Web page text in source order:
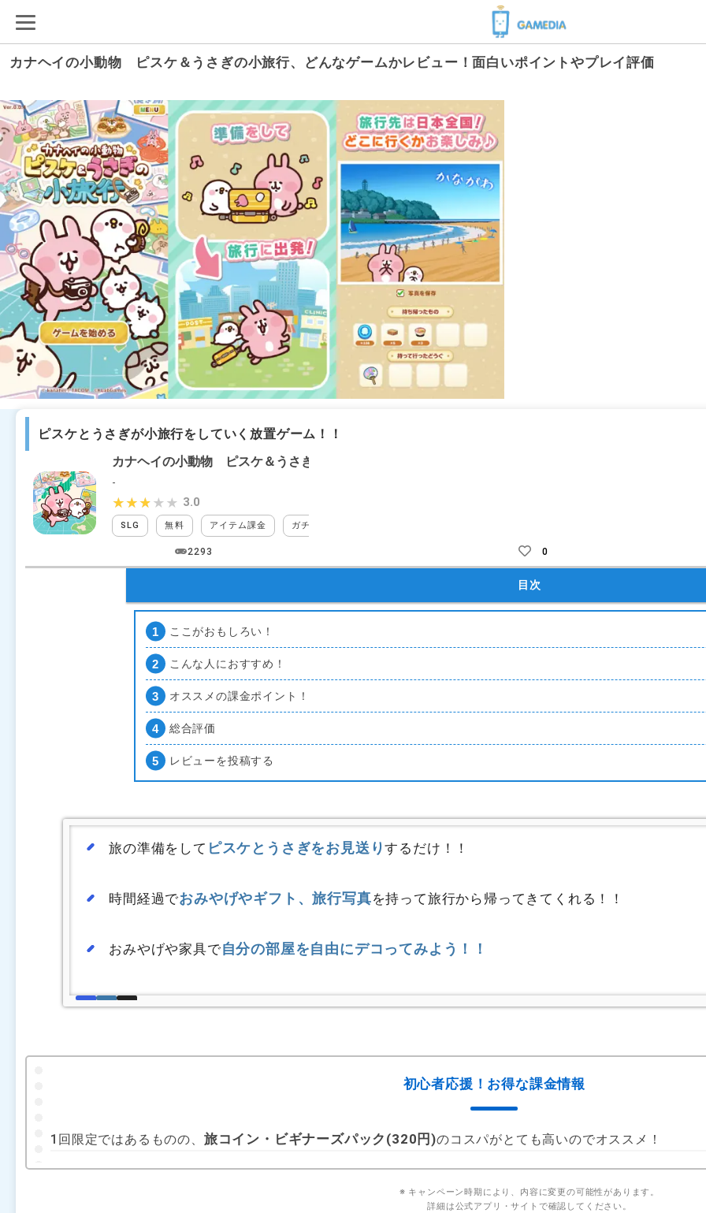
カナヘイの小動物 ピスケ＆うさぎの小旅行、どんなゲームかレビュー！面白いポイントやプレイ評価
ピスケとうさぎが小旅行をしていく放置ゲーム！！
カナヘイの小動物 ピスケ＆うさぎの小旅行
-
SLG 無料 アイテム課金 ガチャなし
★★★★★
★★★★★ 3.0
2293 0
目次
ここがおもしろい！
こんな人におすすめ！
オススメの課金ポイント！
総合評価
レビューを投稿する
旅の準備をして ピスケとうさぎをお見送りするだけ！！
時間経過でおみやげやギフト、旅行写真を持って旅行から帰ってきてくれる！！
おみやげや家具で自分の部屋を自由にデコってみよう！！
初心者応援！お得な課金情報
1回限定ではあるものの、 旅コイン・ビギナーズパック(320円)のコスパがとても高いのでオススメ！
※ キャンペーン時期により、内容に変更の可能性があります。
詳細は公式アプリ・サイトで確認してください。